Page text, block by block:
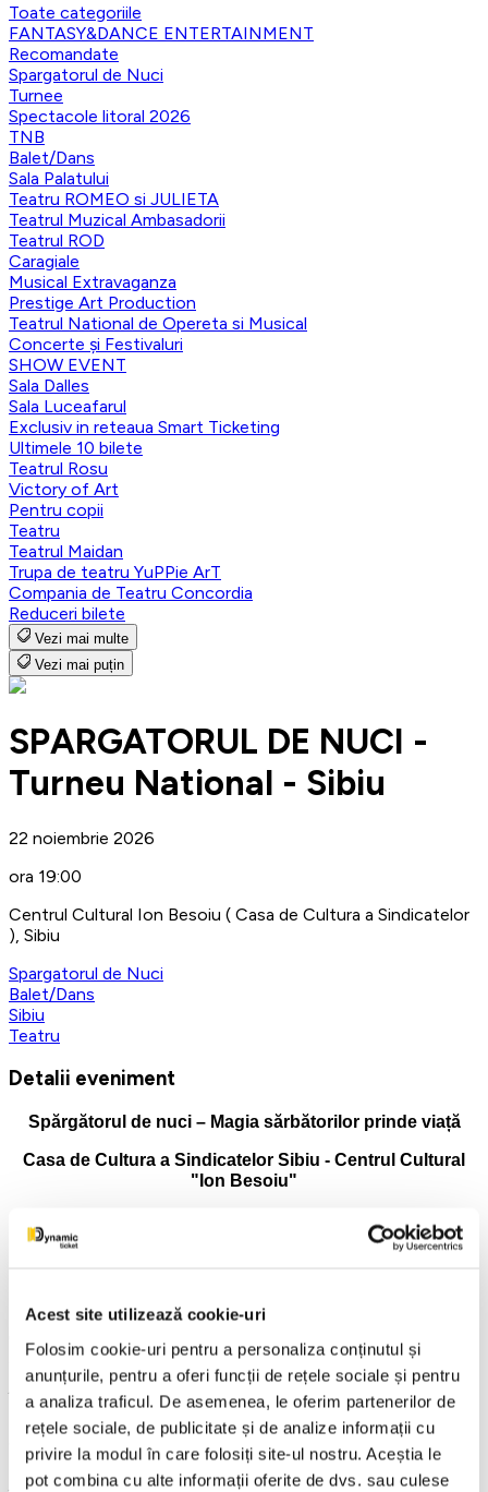
Acest site utilizează cookie-uri
Folosim cookie-uri pentru a personaliza conținutul și
anunțurile, pentru a oferi funcții de rețele sociale și pentru
a analiza traficul. De asemenea, le oferim partenerilor de
rețele sociale, de publicitate și de analize informații cu
privire la modul în care folosiți site-ul nostru. Aceștia le
pot combina cu alte informații oferite de dvs. sau culese
Toate categoriile
FANTASY&DANCE ENTERTAINMENT
Recomandate
Spargatorul de Nuci
Turnee
Spectacole litoral 2026
TNB
Balet/Dans
Sala Palatului
Teatru ROMEO si JULIETA
Teatrul Muzical Ambasadorii
Teatrul ROD
Caragiale
Musical Extravaganza
Prestige Art Production
Teatrul National de Opereta si Musical
Concerte și Festivaluri
SHOW EVENT
Sala Dalles
Sala Luceafarul
Exclusiv in reteaua Smart Ticketing
Ultimele 10 bilete
Teatrul Rosu
Victory of Art
Pentru copii
Teatru
Teatrul Maidan
Trupa de teatru YuPPie ArT
Compania de Teatru Concordia
Reduceri bilete
Vezi mai multe
Vezi mai puțin
SPARGATORUL DE NUCI -
Turneu National - Sibiu
22 noiembrie 2026
ora 19:00
Centrul Cultural Ion Besoiu ( Casa de Cultura a Sindicatelor
), Sibiu
Spargatorul de Nuci
Balet/Dans
Sibiu
Teatru
Detalii eveniment
Spărgătorul de nuci – Magia sărbătorilor prinde viață
Casa de Cultura a Sindicatelor Sibiu - Centrul Cultural
"Ion Besoiu"
nuci, revine pe scenă într-o producție spectaculoasă, plină
2026, începând cu ora 19:00, la Casa de Cultură din Sibiu,
publicul este invitat să trăiască magia iernii urmărind cel mai
îndrăgit spectacol de balet al sezonului.Pe muzica
inconfundabilă a lui
Piotr Ilici Ceaikovski
, povestea Clarei și
a Prințului Spărgător prinde viață într-un univers de basm,
unde dansul și imaginația se împletesc armonios.